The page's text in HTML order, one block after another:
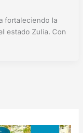
fortaleciendo la
estado Zulia. Con